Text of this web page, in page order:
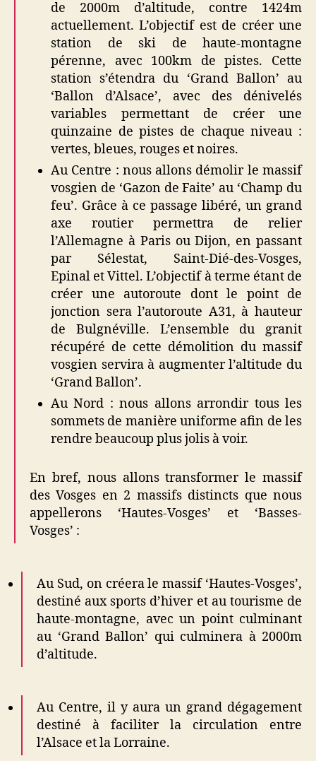
de 2000m d’altitude, contre 1424m
actuellement. L’objectif est de créer une
station de ski de haute-montagne
pérenne, avec 100km de pistes. Cette
station s’étendra du ‘Grand Ballon’ au
‘Ballon d’Alsace’, avec des dénivelés
variables permettant de créer une
quinzaine de pistes de chaque niveau :
vertes, bleues, rouges et noires.
Au Centre : nous allons démolir le massif
vosgien de ‘Gazon de Faite’ au ‘Champ du
feu’. Grâce à ce passage libéré, un grand
axe routier permettra de relier
l’Allemagne à Paris ou Dijon, en passant
par Sélestat, Saint-Dié-des-Vosges,
Epinal et Vittel. L’objectif à terme étant de
créer une autoroute dont le point de
jonction sera l’autoroute A31, à hauteur
de Bulgnéville. L’ensemble du granit
récupéré de cette démolition du massif
vosgien servira à augmenter l’altitude du
‘Grand Ballon’.
Au Nord : nous allons arrondir tous les
sommets de manière uniforme afin de les
rendre beaucoup plus jolis à voir.
En bref, nous allons transformer le massif
des Vosges en 2 massifs distincts que nous
appellerons ‘Hautes-Vosges’ et ‘Basses-
Vosges’ :
Au Sud, on créera le massif ‘Hautes-Vosges’,
destiné aux sports d’hiver et au tourisme de
haute-montagne, avec un point culminant
au ‘Grand Ballon’ qui culminera à 2000m
d’altitude.
Au Centre, il y aura un grand dégagement
destiné à faciliter la circulation entre
l’Alsace et la Lorraine.